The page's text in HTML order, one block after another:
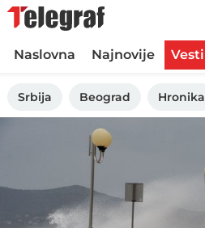
Naslovna Najnovije Vesti
Srbija Beograd Hronika